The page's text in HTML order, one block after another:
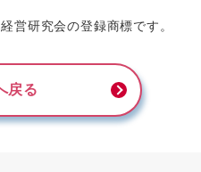
営研究会の登録商標です。
戻る